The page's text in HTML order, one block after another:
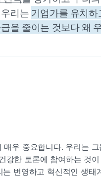
리는 기업가를 유치하
을 줄이는 것보다 왜
우 중요합니다. 우리는
한 토론에 참여하는 것이
번영하고 혁신적인 생태